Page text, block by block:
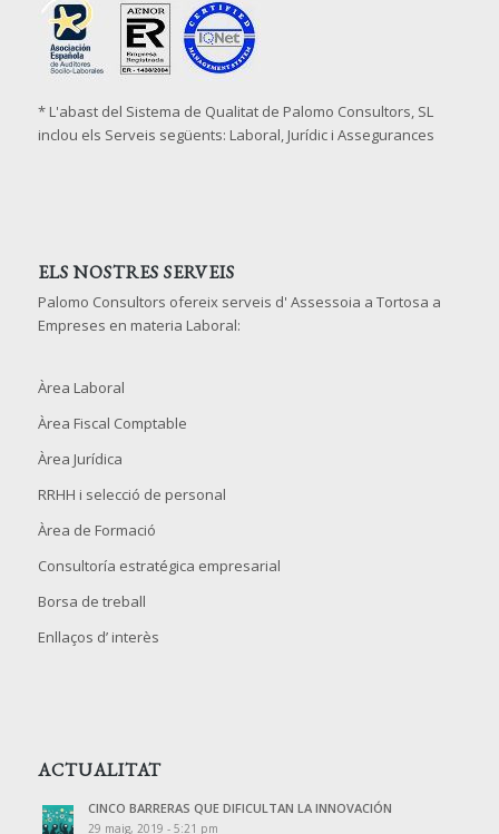
* L'abast del Sistema de Qualitat de Palomo Consultors, SL
inclou els Serveis següents: Laboral, Jurídic i Assegurances
ELS NOSTRES SERVEIS
Palomo Consultors ofereix serveis d' Assessoia a Tortosa a
Empreses en materia Laboral:
Àrea Laboral
Àrea Fiscal Comptable
Àrea Jurídica
RRHH i selecció de personal
Àrea de Formació
Consultoría estratégica empresarial
Borsa de treball
Enllaços d’ interès
ACTUALITAT
CINCO BARRERAS QUE DIFICULTAN LA INNOVACIÓN
29 maig, 2019 - 5:21 pm